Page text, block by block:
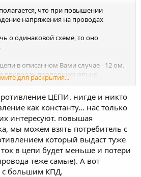
что при повышении
напряжения на проводах
о одинаковой схеме, то оно
в описанном Вами случае - 12 ом.
проводах пропорционально
1/11
будет проседать не вольт, а два
не ампер, а два.
уже не ватт, а 4
для раскрытия...
ЦЕПИ. нигде и никто
как константу... нас только
интересуют. повышая
мы можем взять потребитель с
который выдаст туже
в цепи будет меньше и потери
теже самые). А вот
с большим КПД.